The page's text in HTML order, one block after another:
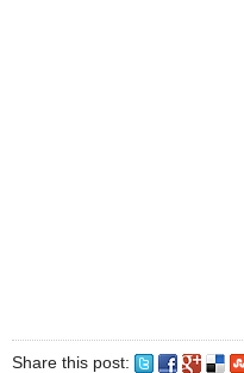
Share this post: